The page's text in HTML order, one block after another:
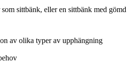
sittbänk, eller en sittbänk med gömd
av olika typer av upphängning